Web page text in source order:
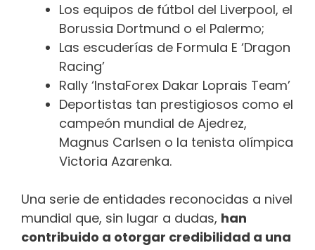
Los equipos de fútbol del Liverpool, el
Borussia Dortmund o el Palermo;
Las escuderías de Formula E ‘Dragon
Racing’
Rally ‘InstaForex Dakar Loprais Team’
Deportistas tan prestigiosos como el
campeón mundial de Ajedrez,
Magnus Carlsen o la tenista olímpica
Victoria Azarenka.
Una serie de entidades reconocidas a nivel
mundial que, sin lugar a dudas, han
contribuido a otorgar credibilidad a una